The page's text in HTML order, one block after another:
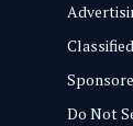
Do Not